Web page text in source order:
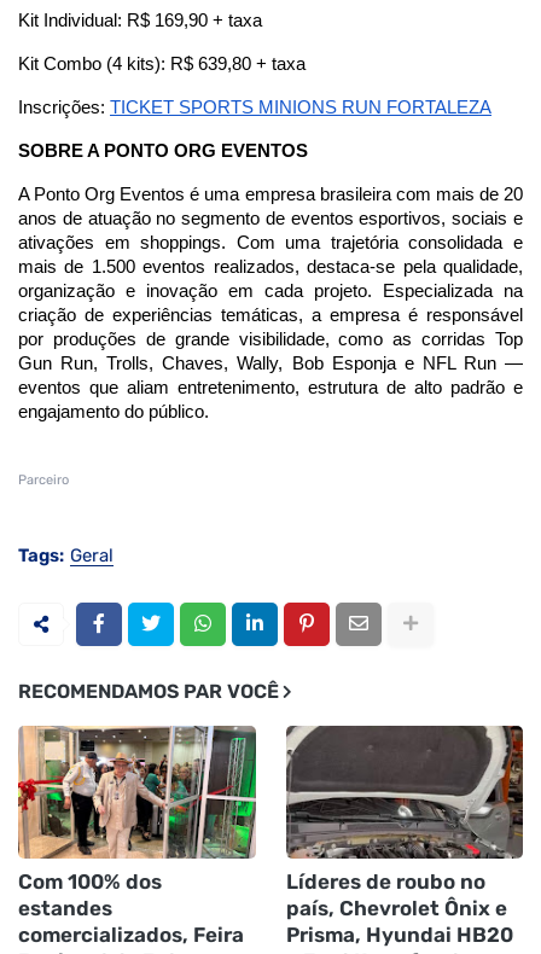
Kit Individual: R$ 169,90 + taxa
Kit Combo (4 kits): R$ 639,80 + taxa
Inscrições: TICKET SPORTS MINIONS RUN FORTALEZA
SOBRE A PONTO ORG EVENTOS
A Ponto Org Eventos é uma empresa brasileira com mais de 20
anos de atuação no segmento de eventos esportivos, sociais e
ativações em shoppings. Com uma trajetória consolidada e
mais de 1.500 eventos realizados, destaca-se pela qualidade,
organização e inovação em cada projeto. Especializada na
criação de experiências temáticas, a empresa é responsável
por produções de grande visibilidade, como as corridas Top
Gun Run, Trolls, Chaves, Wally, Bob Esponja e NFL Run —
eventos que aliam entretenimento, estrutura de alto padrão e
engajamento do público.
Parceiro
Tags: Geral
RECOMENDAMOS PAR VOCÊ
Com 100% dos
estandes
comercializados, Feira
Líderes de roubo no
país, Chevrolet Ônix e
Prisma, Hyundai HB20